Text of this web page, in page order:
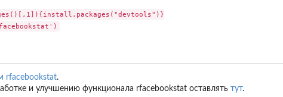
rfacebookstat.
и улучшению функционала rfacebookstat оставлять тут.